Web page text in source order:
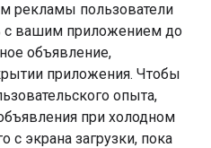
рекламы пользователи
с вашим приложением до
объявление,
приложения. Чтобы
опыта,
при холодном
с экрана загрузки, пока